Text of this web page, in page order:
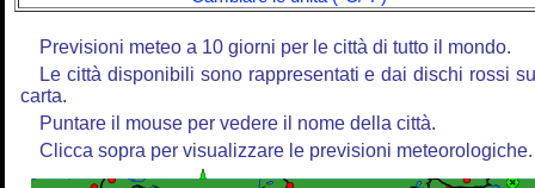
Previsioni meteo a 10 giorni per le città di tutto il mondo.
Le città disponibili sono rappresentati e dai dischi rossi
carta.
Puntare il mouse per vedere il nome della città.
Clicca sopra per visualizzare le previsioni meteorologiche.